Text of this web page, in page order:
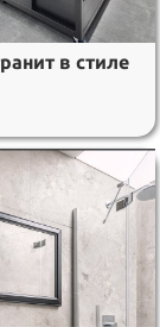
в стиле